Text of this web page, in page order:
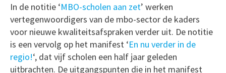
In de notitie ‘MBO-scholen aan zet’ werken
vertegenwoordigers van de mbo-sector de kaders
voor nieuwe kwaliteitsafspraken verder uit. De notitie
is een vervolg op het manifest ‘En nu verder in de
regio!‘, dat vijf scholen een half jaar geleden
uitbrachten. De uitgangspunten die in het manifest